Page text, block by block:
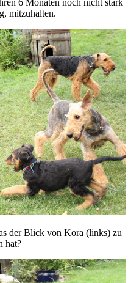
mitzuhalten.
der Blick von Kora (links) zu
hat?